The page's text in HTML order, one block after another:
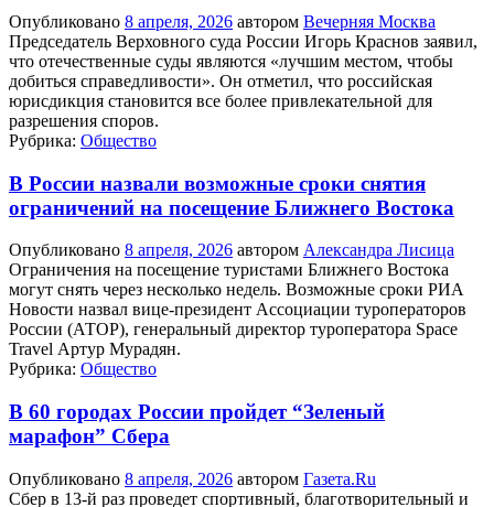
Опубликовано 8 апреля, 2026 автором Вечерняя Москва
Председатель Верховного суда России Игорь Краснов заявил,
что отечественные суды являются «лучшим местом, чтобы
добиться справедливости». Он отметил, что российская
юрисдикция становится все более привлекательной для
разрешения споров.
Рубрика: Общество
В России назвали возможные сроки снятия
ограничений на посещение Ближнего Востока
Опубликовано 8 апреля, 2026 автором Александра Лисица
Ограничения на посещение туристами Ближнего Востока
могут снять через несколько недель. Возможные сроки РИА
Новости назвал вице-президент Ассоциации туроператоров
России (АТОР), генеральный директор туроператора Space
Travel Артур Мурадян.
Рубрика: Общество
В 60 городах России пройдет “Зеленый
марафон” Сбера
Опубликовано 8 апреля, 2026 автором Газета.Ru
Сбер в 13-й раз проведет спортивный, благотворительный и